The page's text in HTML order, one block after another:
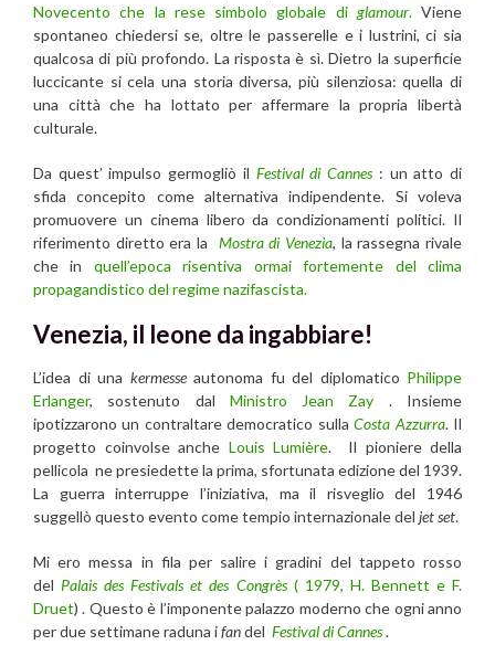
Novecento che la rese simbolo globale di glamour.Viene
spontaneo chiedersi se, oltre le passerelle e i lustrini, ci sia
qualcosa di più profondo. La risposta è sì. Dietro la superficie
luccicante si cela una storia diversa, più silenziosa: quella di
una città che ha lottato per affermare la propria libertà
culturale.
Da quest’ impulso germogliò il Festival di Cannes: un atto di
sfida concepito come alternativa indipendente. Si voleva
promuovere un cinema libero da condizionamenti politici. Il
riferimento diretto era la Mostra di Venezia, la rassegna rivale
che in quell’epoca risentiva ormai fortemente del clima
propagandistico del regime nazifascista.
Venezia, il leone da ingabbiare!
L’idea di una kermesseautonoma fu del diplomatico Philippe
Erlanger, sostenuto dal Ministro Jean Zay . Insieme
ipotizzarono un contraltare democratico sullaCosta Azzurra. Il
progetto coinvolse anche Louis Lumière. Il pioniere della
pellicola ne presiedette la prima, sfortunata edizione del 1939.
La guerra interruppe l’iniziativa, ma il risveglio del 1946
suggellò questo evento come tempio internazionale del jet set.
Mi ero messa in fila per salire i gradini del tappeto rosso
del Palais des Festivals et des Congrès ( 1979, H. Bennett e F.
Druet) . Questo è l’imponente palazzo moderno che ogni anno
per due settimane raduna ifandel Festival di Cannes.